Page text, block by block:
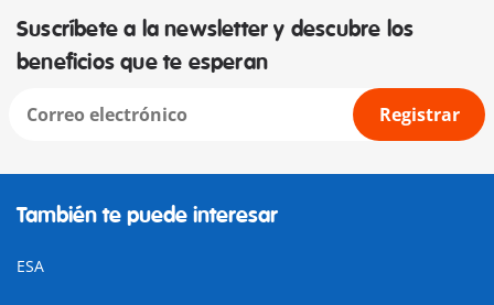
Suscríbete a la newsletter y descubre los
beneficios que te esperan
Registrar
También te puede interesar
ESA